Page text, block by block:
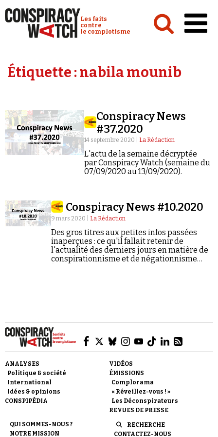
Conspiracy Watch :
Les faits
contre
le complotisme
Analyses
Vidéos
Émissions
Revues de presse
Newsletter
Demander à Vera
Étiquette :nabila mounib
Conspiracy News
#37.2020
14 septembre 2020 | La Rédaction
L'actu de la semaine décryptée
par Conspiracy Watch (semaine du
07/09/2020 au 13/09/2020).
Conspiracy News #10.2020
9 mars 2020 | La Rédaction
Des gros titres aux petites infos passées
inaperçues : ce qu'il fallait retenir de
l'actualité des derniers jours en matière de
conspirationnisme et de négationnisme
ANALYSES
Politique & société
International
Idées & opinions
CONSPIPÉDIA
VIDÉOS
ÉMISSIONS
Complorama
« Réveillez-vous ! »
Les Déconspirateurs
REVUES DE PRESSE
QUI SOMMES-NOUS ?
NOTRE MISSION
RECHERCHE
CONTACTEZ-NOUS